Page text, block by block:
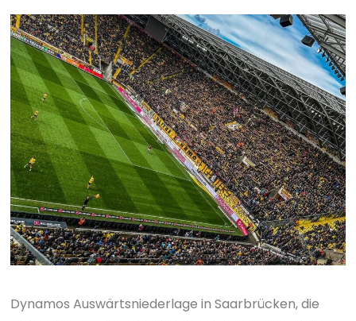
Dynamos Auswärtsniederlage in Saarbrücken, die